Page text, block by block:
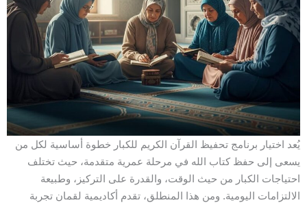
يُعد اختيار برنامج تحفيظ القرآن الكريم للكبار خطوة أساسية لكل من
يسعى إلى حفظ كتاب الله في مرحلة عمرية متقدمة، حيث تختلف
احتياجات الكبار من حيث الوقت، والقدرة على التركيز، وطبيعة
الالتزامات اليومية. ومن هذا المنطلق، تقدم أكاديمية لقمان تجربة